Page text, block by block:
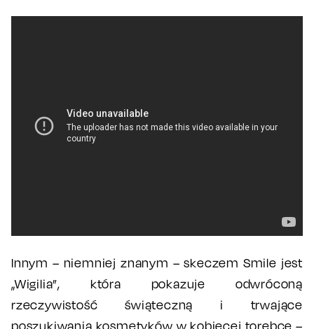
Innym – niemniej znanym – skeczem Smile jest
„Wigilia”, która pokazuje odwróconą
rzeczywistość świąteczną i trwające
poszukiwania kosmetyków w kobiecej torebce –